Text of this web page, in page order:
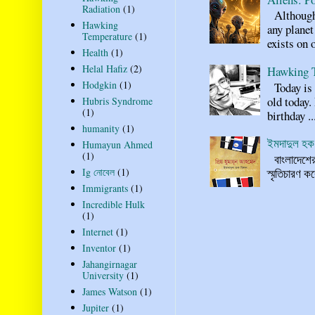
any
exists on
Hawking
Today
old
birthday
ইমদাদুল
স্মৃতিচারণ
Radiation (1)
Hawking
Temperature (1)
Health (1)
Helal Hafiz (2)
Hodgkin (1)
Hubris Syndrome
(1)
humanity (1)
Humayun Ahmed
(1)
Ig নোবেল (1)
Immigrants (1)
Incredible Hulk
(1)
Internet (1)
Inventor (1)
Jahangirnagar
University (1)
James Watson (1)
Jupiter (1)